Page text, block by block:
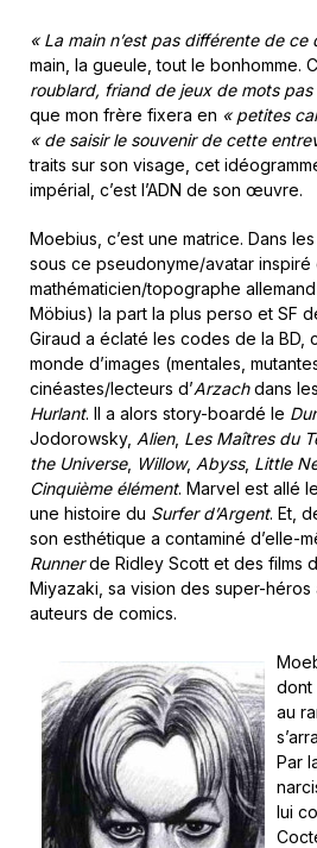
« La main n’est pas différente de ce
main, la gueule, tout le bonhomme.
roublard, friand de jeux de mots
que mon frère fixera en « petites
« de saisir le souvenir de cette
traits sur son visage, cet
impérial, c’est l’ADN de son œuvre.
Moebius, c’est une matrice. Dans
sous ce pseudonyme/avatar inspiré
mathématicien/topographe
Möbius) la part la plus perso et SF
Giraud a éclaté les codes de la BD,
monde d’images (mentales,
cinéastes/lecteurs d’Arzachdans
Hurlant. Il a alors story-boardé le
Jodorowsky, Alien, Les Maîtres du
the Universe, Willow, Abyss, Little
Cinquième élément. Marvel est allé
une histoire du Surfer d’Argent. Et,
son esthétique a contaminé d’elle-
Runnerde Ridley Scott et des films
Miyazaki, sa vision des super-héros
auteurs de comics.
dont
au
Par
lui